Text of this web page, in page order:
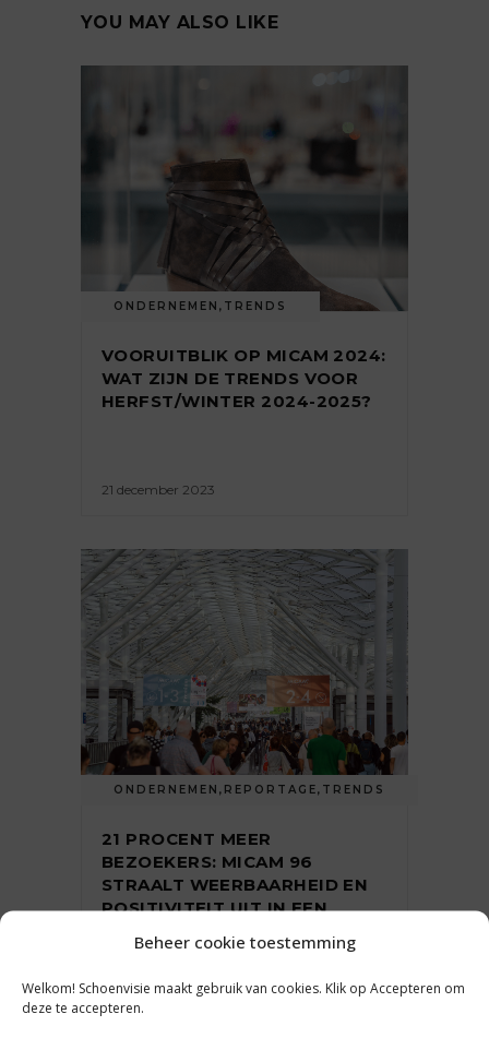
Beheer cookie toestemming
Welkom! Schoenvisie maakt gebruik van cookies. Klik op Accepteren om
deze te accepteren.
YOU MAY ALSO LIKE
ONDERNEMEN , TRENDS
VOORUITBLIK OP MICAM 2024:
WAT ZIJN DE TRENDS VOOR
HERFST/WINTER 2024-2025?
21 december 2023
ONDERNEMEN , REPORTAGE, TRENDS
21 PROCENT MEER
BEZOEKERS: MICAM 96
STRAALT WEERBAARHEID EN
POSITIVITEIT UIT IN EEN
VERANDERENDE MARKT